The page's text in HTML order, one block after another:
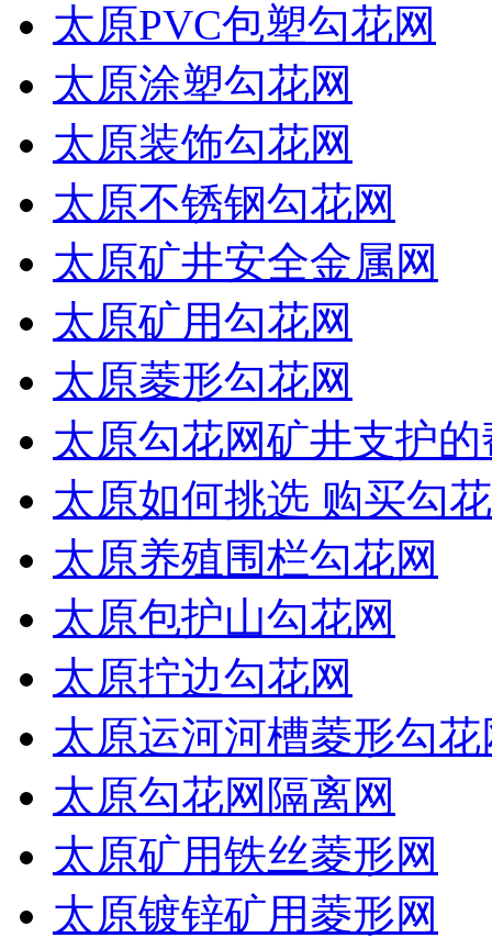
太原PVC包塑勾花网
太原涂塑勾花网
太原装饰勾花网
太原不锈钢勾花网
太原矿井安全金属网
太原矿用勾花网
太原菱形勾花网
太原勾花网矿井支护的
太原如何挑选 购买勾
太原养殖围栏勾花网
太原包护山勾花网
太原拧边勾花网
太原运河河槽菱形勾花
太原勾花网隔离网
太原矿用铁丝菱形网
太原镀锌矿用菱形网